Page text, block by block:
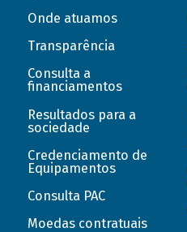
Onde atuamos
Transparência
Consulta a
financiamentos
Resultados para a
sociedade
Credenciamento de
Equipamentos
Consulta PAC
Moedas contratuais